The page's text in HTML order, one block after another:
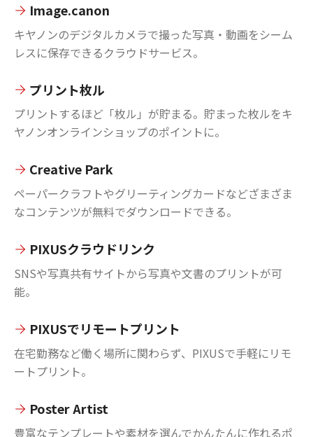
Image.canon
キヤノンのデジタルカメラで撮った写真・動画をシーム
レスに保存できるクラウドサービス。
プリント枚ル
プリントするほど「枚ル」が貯まる。貯まった枚ルをキ
ヤノンオンラインショップのポイントに。
Creative Park
ペーパークラフトやグリーティングカードなどざまざま
なコンテンツが無料でダウンロードできる。
PIXUSクラウドリンク
SNSや写真共有サイトから写真や文書のプリントが可
能。
PIXUSでリモートプリント
在宅勤務など働く場所に関わらず、PIXUSで手軽にリモ
ートプリント。
Poster Artist
豊富なテンプレートや素材を選んでかんたんに作れるポ